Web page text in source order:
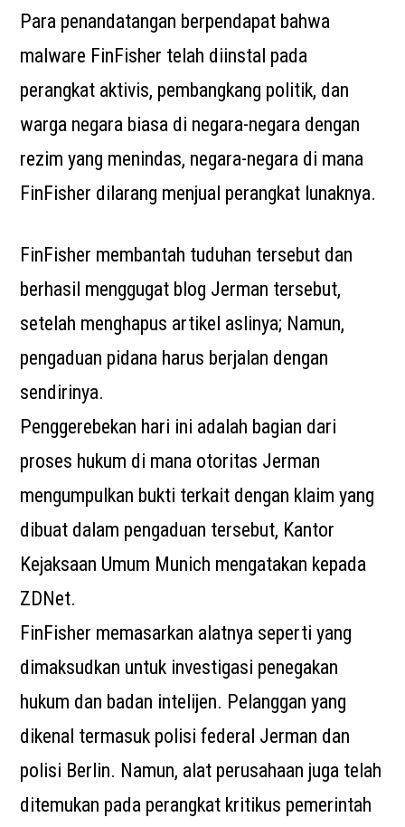
Para penandatangan berpendapat bahwa
malware FinFisher telah diinstal pada
perangkat aktivis, pembangkang politik, dan
warga negara biasa di negara-negara dengan
rezim yang menindas, negara-negara di mana
FinFisher dilarang menjual perangkat lunaknya.
FinFisher membantah tuduhan tersebut dan
berhasil menggugat blog Jerman tersebut,
setelah menghapus artikel aslinya; Namun,
pengaduan pidana harus berjalan dengan
sendirinya.
Penggerebekan hari ini adalah bagian dari
proses hukum di mana otoritas Jerman
mengumpulkan bukti terkait dengan klaim yang
dibuat dalam pengaduan tersebut, Kantor
Kejaksaan Umum Munich mengatakan kepada
ZDNet.
FinFisher memasarkan alatnya seperti yang
dimaksudkan untuk investigasi penegakan
hukum dan badan intelijen. Pelanggan yang
dikenal termasuk polisi federal Jerman dan
polisi Berlin. Namun, alat perusahaan juga telah
ditemukan pada perangkat kritikus pemerintah